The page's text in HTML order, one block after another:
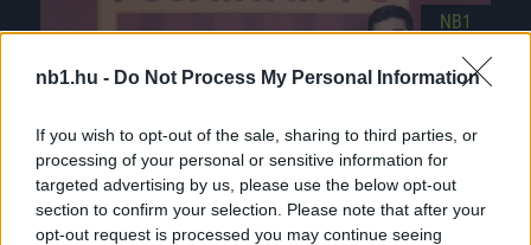
nb1.hu - Do Not Process My Personal Information
If you wish to opt-out of the sale, sharing to third parties, or
processing of your personal or sensitive information for
targeted advertising by us, please use the below opt-out
section to confirm your selection. Please note that after your
opt-out request is processed you may continue seeing
NB1